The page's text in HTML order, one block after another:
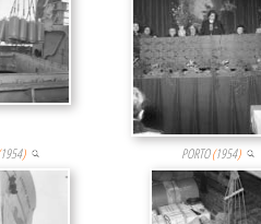
1954) PORTO(1954)